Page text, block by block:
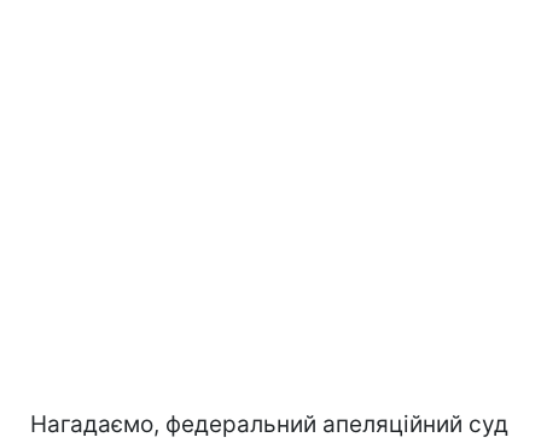
Нагадаємо, федеральний апеляційний суд